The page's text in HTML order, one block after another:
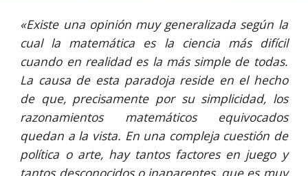
«Existe una opinión muy generalizada según la
cual la matemática es la ciencia más difícil
cuando en realidad es la más simple de todas.
La causa de esta paradoja reside en el hecho
de que, precisamente por su simplicidad, los
razonamientos matemáticos equivocados
quedan a la vista. En una compleja cuestión de
política o arte, hay tantos factores en juego y
tantos desconocidos o inaparentes, que es muy